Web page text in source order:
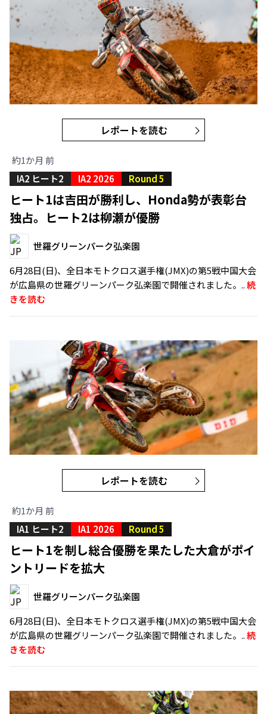
レポートを読む
約1か月 前
IA2 ヒート2
IA2 2026 Round 5
ヒート1は吉田が勝利し、Honda勢が表彰台
独占。ヒート2は柳瀬が優勝
世羅グリーンパーク弘楽園
6月28日(日)、全日本モトクロス選手権(JMX)の第5戦中国大会
が広島県の世羅グリーンパーク弘楽園で開催されました。..続
きを読む
レポートを読む
約1か月 前
IA1 ヒート2
IA1 2026 Round 5
ヒート1を制し総合優勝を果たした大倉がポイ
ントリードを拡大
世羅グリーンパーク弘楽園
6月28日(日)、全日本モトクロス選手権(JMX)の第5戦中国大会
が広島県の世羅グリーンパーク弘楽園で開催されました。..続
きを読む